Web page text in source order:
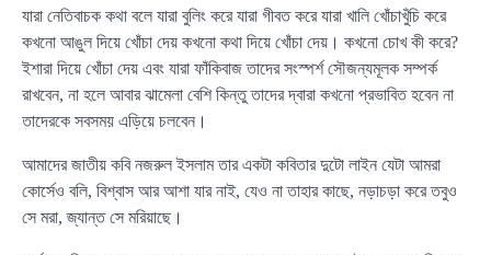
যারা নেতিবাচক কথা বলে যারা বুলিং করে যারা গীবত করে যারা খালি খোঁচাখুঁচি করে
কখনো আঙুল দিয়ে খোঁচা দেয় কখনো কথা দিয়ে খোঁচা দেয়। কখনো চোখ কী করে?
ইশারা দিয়ে খোঁচা দেয় এবং যারা ফাঁকিবাজ তাদের সংস্পর্শ সৌজন্যমূলক সম্পর্ক
রাখবেন, না হলে আবার ঝামেলা বেশি কিন্তু তাদের দ্বারা কখনো প্রভাবিত হবেন না
তাদেরকে সবসময় এড়িয়ে চলবেন।
আমাদের জাতীয় কবি নজরুল ইসলাম তার একটা কবিতার দুটো লাইন যেটা আমরা
কোর্সেও বলি, বিশ্বাস আর আশা যার নাই, যেও না তাহার কাছে, নড়াচড়া করে তবুও
সে মরা, জ্যান্ত সে মরিয়াছে।